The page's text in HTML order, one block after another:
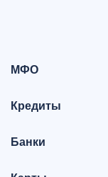
МФО
Кредиты
Банки